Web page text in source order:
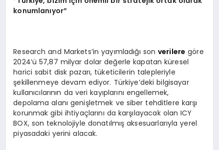
konumlanıyor”
Research and Markets’in yayımladığı son verilere göre
2024’ü 57,87 milyar dolar değerle kapatan küresel
harici sabit disk pazarı, tüketicilerin talepleriyle
şekillenmeye devam ediyor. Türkiye’deki bilgisayar
kullanıcılarının da veri kayıplarını engellemek,
depolama alanı genişletmek ve siber tehditlere karşı
korunmak gibi ihtiyaçlarını da karşılayacak olan ICY
BOX, son teknolojiyle donatılmış aksesuarlarıyla yerel
piyasadaki yerini alacak.